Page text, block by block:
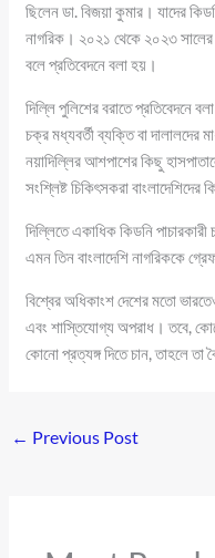
ছিলেন ডা. বিজয়া কুমার। যাদের
নাগরিক। ২০২১ থেকে ২০২৩
বলে প্রতিবেদনে বলা হয়।
দিল্লি পুলিশের বরাতে প্রতিবেদনে
চক্র মধ্যবর্তী ব্যক্তি বা দালালদের
নয়াদিল্লির আশপাশের কিছু
সংশ্লিষ্ট চিকিৎসকরা
দিল্লিতে একাধিক কিডনি
এমন তিন বাংলাদেশি নাগরিককে
বিশ্বের অধিকাংশ দেশের মতো
এবং শাস্তিযোগ্য অপরাধ। তবে,
কোনো প্রত্যঙ্গ দিতে চান, তাহলে তা
← Previous Post